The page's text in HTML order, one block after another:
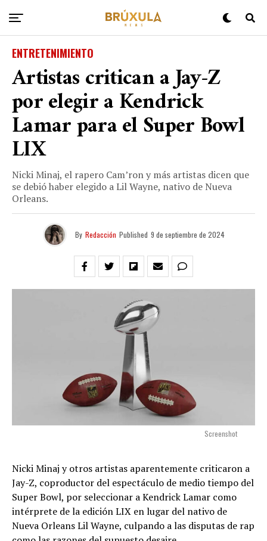
ENTRETENIMIENTO
Artistas critican a Jay-Z
por elegir a Kendrick
Lamar para el Super Bowl
LIX
Nicki Minaj, el rapero Cam’ron y más artistas dicen que
se debió haber elegido a Lil Wayne, nativo de Nueva
Orleans.
By Redacción Published 9 de septiembre de 2024
Screenshot
Nicki Minaj y otros artistas aparentemente criticaron a
Jay-Z, coproductor del espectáculo de medio tiempo del
Super Bowl, por seleccionar a Kendrick Lamar como
intérprete de la edición LIX en lugar del nativo de
Nueva Orleans Lil Wayne, culpando a las disputas de rap